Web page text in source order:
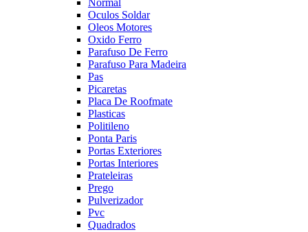
Normal
Oculos Soldar
Oleos Motores
Oxido Ferro
Parafuso De Ferro
Parafuso Para Madeira
Pas
Picaretas
Placa De Roofmate
Plasticas
Politileno
Ponta Paris
Portas Exteriores
Portas Interiores
Prateleiras
Prego
Pulverizador
Pvc
Quadrados